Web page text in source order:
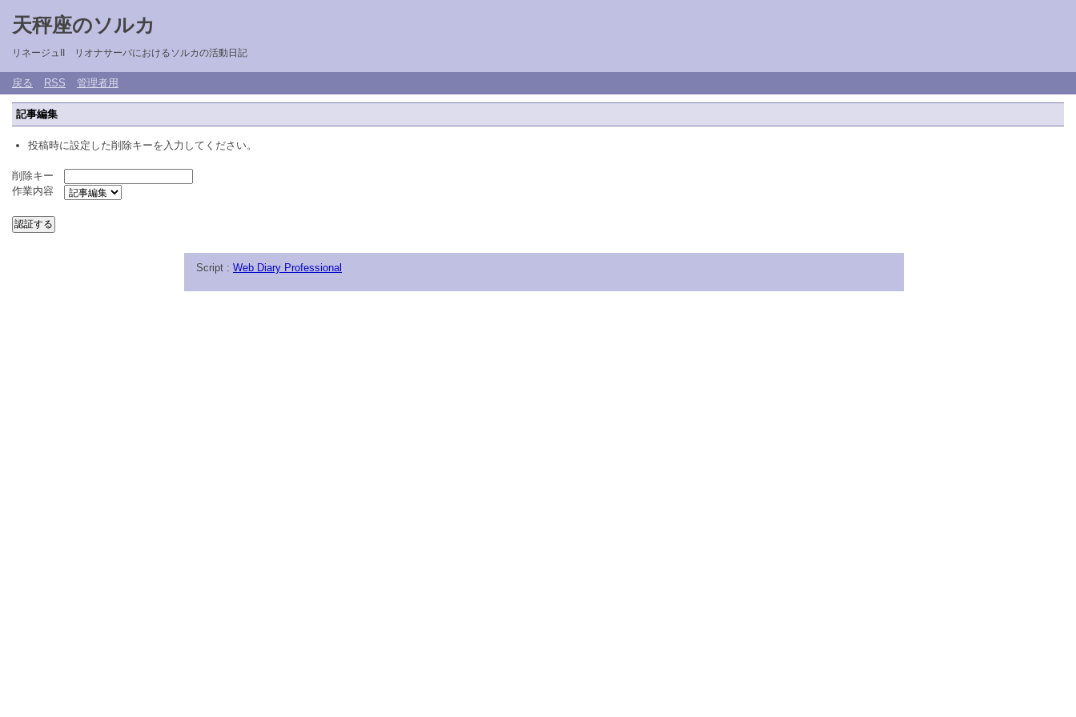
天秤座のソルカ
リネージュII リオナサーバにおけるソルカの活動日記
戻る RSS 管理者用
記事編集
投稿時に設定した削除キーを入力してください。
削除キー
作業内容
Script : Web Diary Professional